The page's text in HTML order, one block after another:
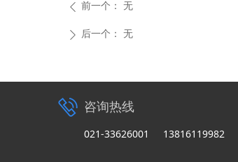
ꄴ 前一个： 无
ꄲ 后一个： 无
咨询热线
021-33626001 13816119982